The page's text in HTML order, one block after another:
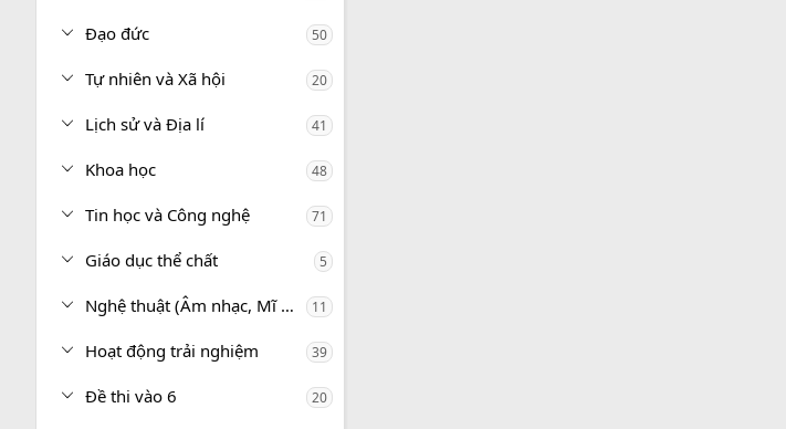
Đạo đức 50
Tự nhiên và Xã hội 20
Lịch sử và Địa lí 41
Khoa học 48
Tin học và Công nghệ 71
Giáo dục thể chất 5
Nghệ thuật (Âm nhạc, Mĩ thuật) 11
Hoạt động trải nghiệm 39
Đề thi vào 6 20